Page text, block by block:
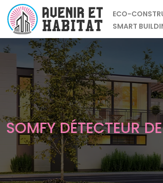
ECO-
SMART
SOMFY DÉTECTEUR